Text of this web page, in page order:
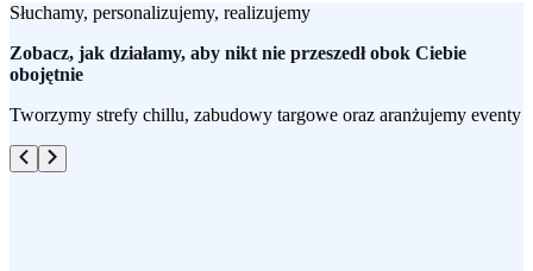
Słuchamy, personalizujemy, realizujemy
Zobacz, jak działamy, aby nikt nie przeszedł obok Ciebie
obojętnie
Tworzymy strefy chillu, zabudowy targowe oraz aranżujemy eventy